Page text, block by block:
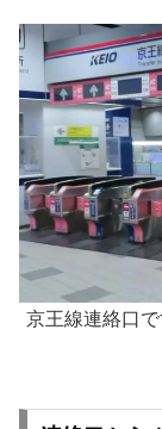
京王線連絡口で